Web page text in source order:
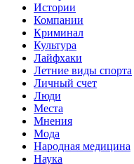
Истории
Компании
Криминал
Культура
Лайфхаки
Летние виды спорта
Личный счет
Люди
Места
Мнения
Мода
Народная медицина
Наука